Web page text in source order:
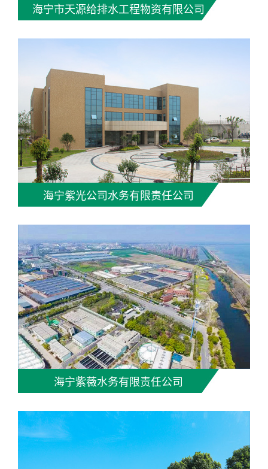
海宁市天源给排水工程物资有限公司
海宁紫光公司水务有限责任公司
海宁紫薇水务有限责任公司